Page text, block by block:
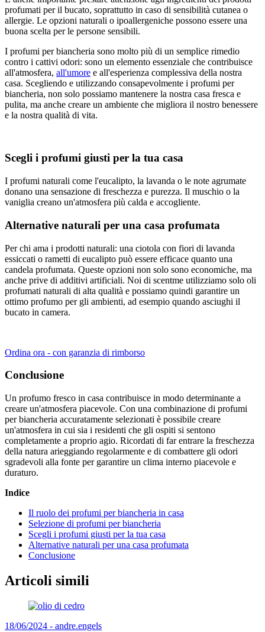
profumati per il bucato, soprattutto in caso di sensibilità cutanea o
allergie. Le opzioni naturali o ipoallergeniche possono essere una
buona scelta per le persone sensibili.
I profumi per biancheria sono molto più di un semplice rimedio
contro i cattivi odori: sono un elemento essenziale che contribuisce
all'atmosfera, all'umore e all'esperienza complessiva della nostra
casa. Scegliendo e utilizzando consapevolmente i profumi per
biancheria, non solo possiamo mantenere la nostra casa fresca e
pulita, ma anche creare un ambiente che migliora il nostro benessere
e la nostra qualità di vita.
Scegli i profumi giusti per la tua casa
I profumi naturali come l'eucalipto, la lavanda o le note agrumate
donano una sensazione di freschezza e purezza. Il muschio o la
vaniglia creano un'atmosfera più calda e accogliente.
Alternative naturali per una casa profumata
Per chi ama i prodotti naturali: una ciotola con fiori di lavanda
essiccati o rametti di eucalipto può essere efficace quanto una
candela profumata. Queste opzioni non solo sono economiche, ma
anche prive di additivi artificiali. Noi di scentme utilizziamo solo oli
profumati naturali di alta qualità e possiamo quindi garantire un
ottimo profumo per gli ambienti, ad esempio quando asciughi il
bucato in camera.
Ordina ora - con garanzia di rimborso
Conclusione
Un profumo fresco in casa contribuisce in modo determinante a
creare un'atmosfera piacevole. Con una combinazione di profumi
per biancheria accuratamente selezionati è possibile creare
un'atmosfera in cui sia i residenti che gli ospiti si sentono
completamente a proprio agio. Ricordati di far entrare la freschezza
della natura arieggiando regolarmente e di combattere gli odori
sgradevoli alla fonte per garantire un clima interno piacevole e
duraturo.
Indice
Il ruolo dei profumi per biancheria in casa
Selezione di profumi per biancheria
Scegli i profumi giusti per la tua casa
Alternative naturali per una casa profumata
Conclusione
Articoli simili
18/06/2024 - andre.engels